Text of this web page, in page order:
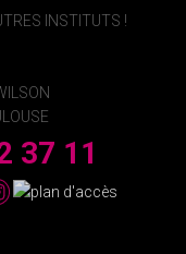
INSTITUTS !
37 11